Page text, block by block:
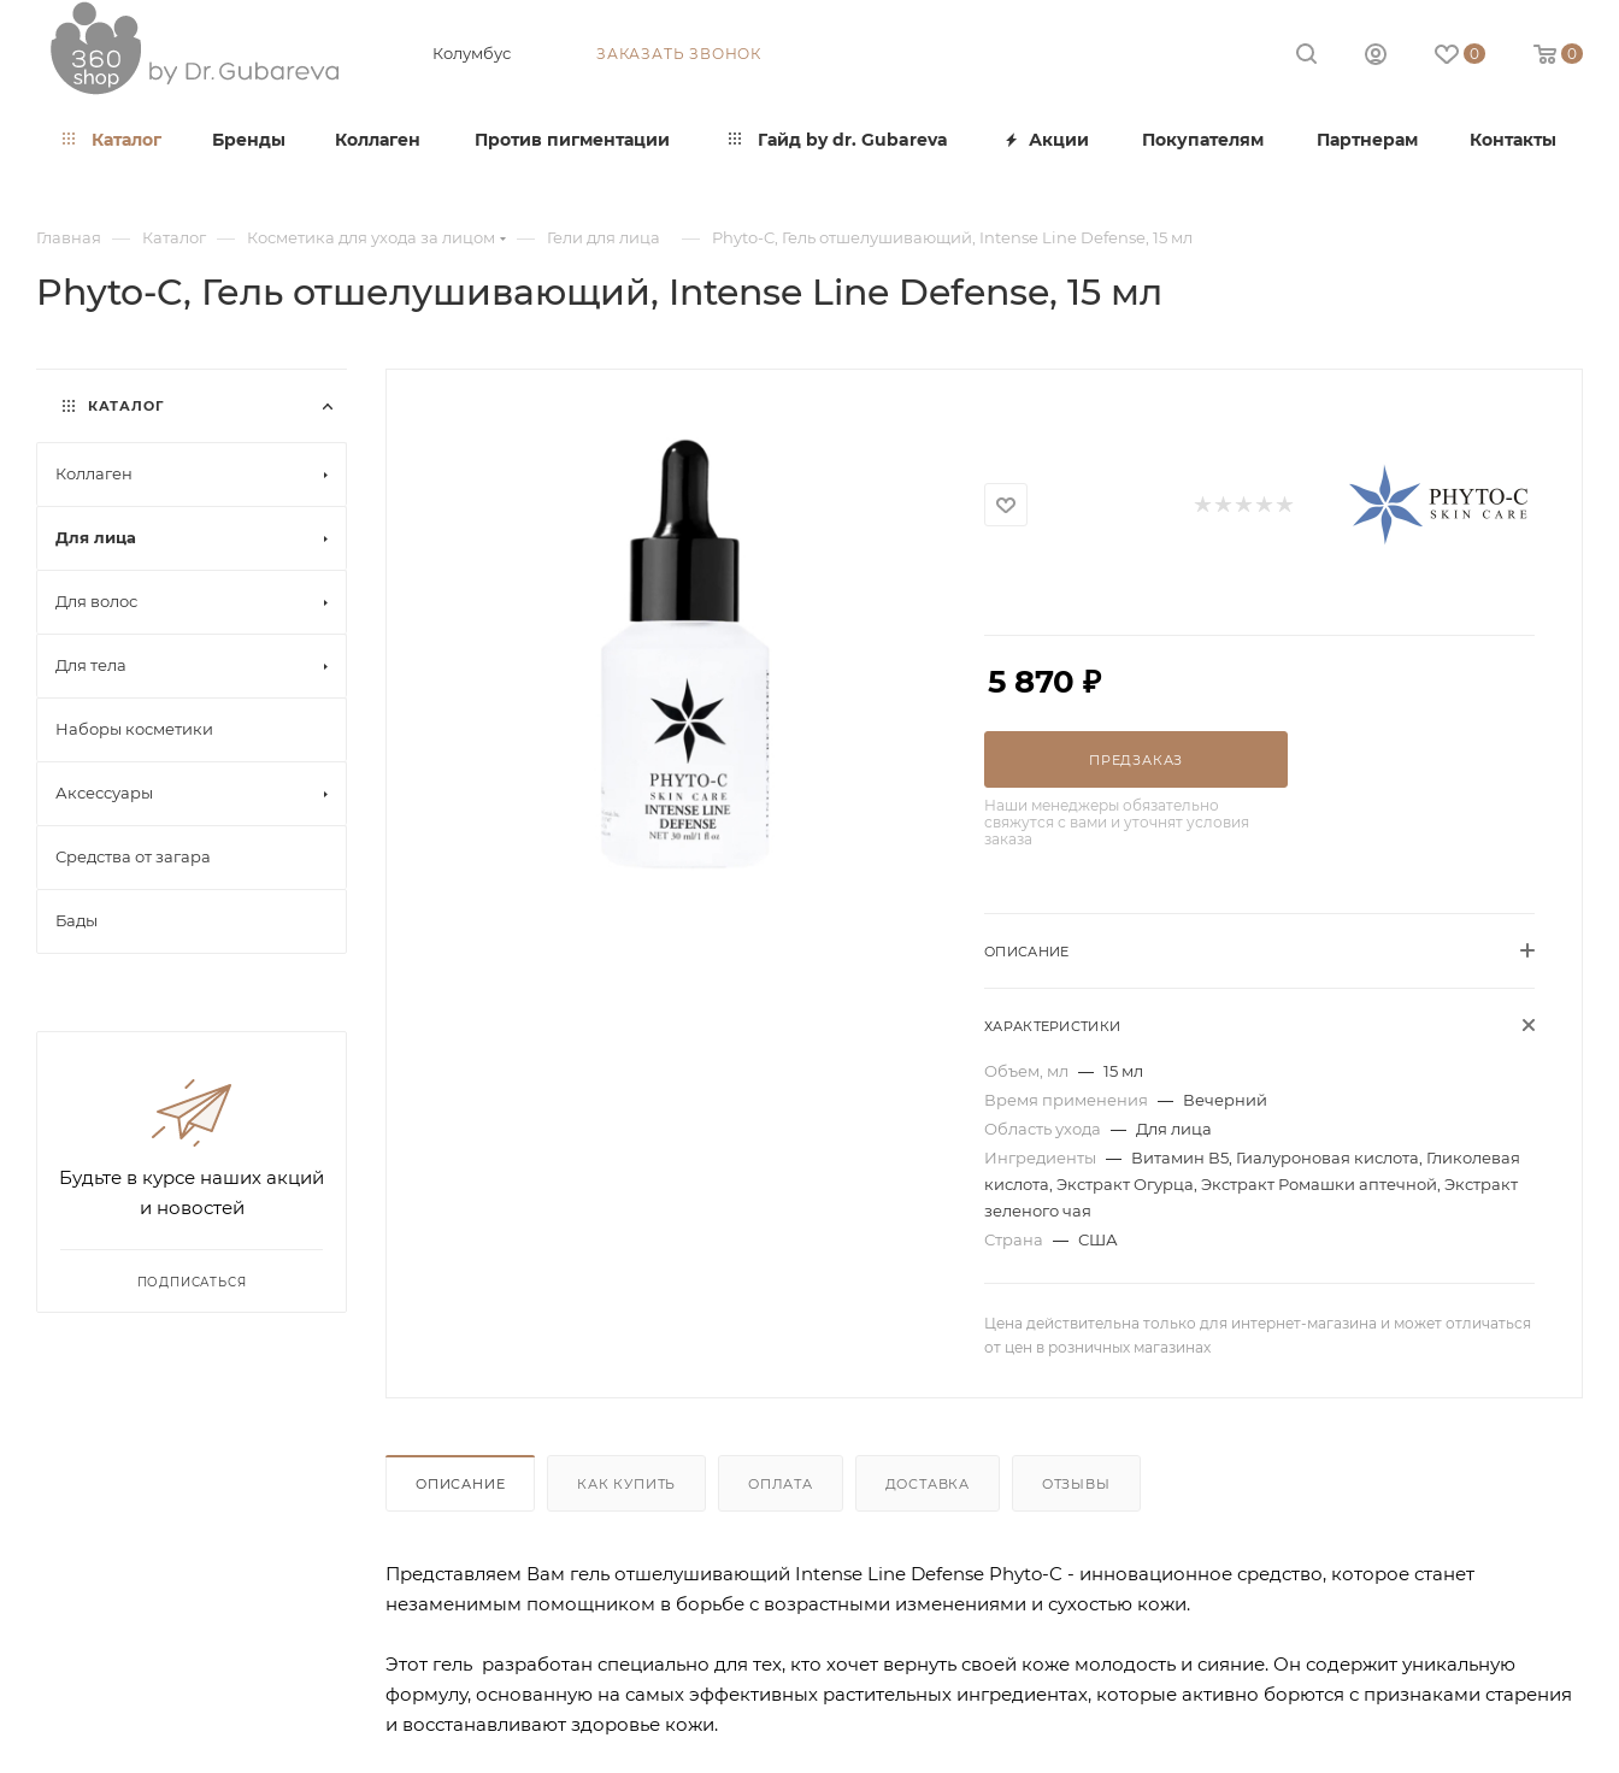
Колумбус ЗАКАЗАТЬ ЗВОНОК 0 0
Каталог Бренды Коллаген Против пигментации Гайд by dr. Gubareva Акции Покупателям Партнерам Контакты
Главная — Каталог — Косметика для ухода за лицом — Гели для лица — Phyto-C, Гель отшелушивающий, Intense Line Defense, 15 мл
Phyto-C, Гель отшелушивающий, Intense Line Defense, 15 мл
5 870 ₽
ПРЕДЗАКАЗ
Наши менеджеры обязательно
свяжутся с вами и уточнят условия
заказа
ОПИСАНИЕ
ХАРАКТЕРИСТИКИ
Объем, мл — 15 мл
Время применения — Вечерний
Область ухода — Для лица
Ингредиенты — Витамин В5, Гиалуроновая кислота, Гликолевая
кислота, Экстракт Огурца, Экстракт Ромашки аптечной, Экстракт
зеленого чая
Страна — США
Цена действительна только для интернет-магазина и может отличаться
от цен в розничных магазинах
ОПИСАНИЕ КАК КУПИТЬ ОПЛАТА ДОСТАВКА ОТЗЫВЫ
Представляем Вам гель отшелушивающий Intense Line Defense Phyto-C - инновационное средство, которое станет
незаменимым помощником в борьбе с возрастными изменениями и сухостью кожи.
Этот гель разработан специально для тех, кто хочет вернуть своей коже молодость и сияние. Он содержит уникальную
формулу, основанную на самых эффективных растительных ингредиентах, которые активно борются с признаками старения
и восстанавливают здоровье кожи.
КАТАЛОГ
Коллаген
Для лица
Для волос
Для тела
Наборы косметики
Аксессуары
Средства от загара
Бады
Будьте в курсе наших акций
и новостей
ПОДПИСАТЬСЯ